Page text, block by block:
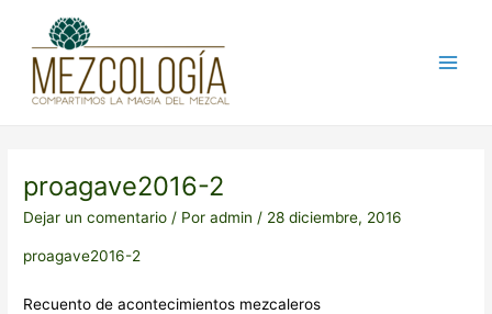
contenido
proagave2016-2
Dejar un comentario / Poradmin / 28 diciembre, 2016
proagave2016-2
Recuento de acontecimientos mezcaleros
navigation